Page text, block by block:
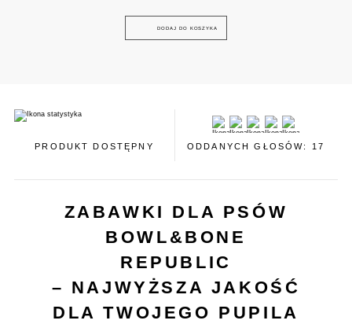
DODAJ DO KOSZYKA
PRODUKT DOSTĘPNY ODDANYCH GŁOSÓW: 17
ZABAWKI DLA PSÓW
BOWL&BONE
REPUBLIC
– NAJWYŻSZA JAKOŚĆ
DLA TWOJEGO PUPILA